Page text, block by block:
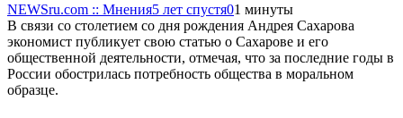
NEWSru.com :: Мнения5 лет спустя01 минуты
В связи со столетием со дня рождения Андрея Сахарова
экономист публикует свою статью о Сахарове и его
общественной деятельности, отмечая, что за последние годы в
России обострилась потребность общества в моральном
образце.